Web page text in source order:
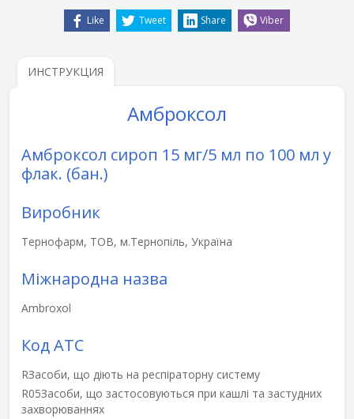
Like Tweet Share Viber
ИНСТРУКЦИЯ
Амброксол
Амброксол сироп 15 мг/5 мл по 100 мл у
флак. (бан.)
Виробник
Тернофарм, ТОВ, м.Тернопіль, Україна
Міжнародна назва
Ambroxol
Код АТС
RЗасоби, що діють на респіраторну систему
R05Засоби, що застосовуються при кашлі та застудних
захворюваннях